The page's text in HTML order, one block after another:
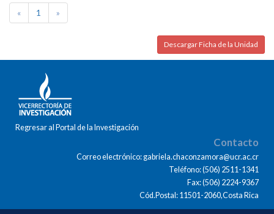
« 1 »
Descargar Ficha de la Unidad
Regresar al Portal de la Investigación
Contacto
Correo electrónico: gabriela.chaconzamora@ucr.ac.cr
Teléfono: (506) 2511-1341
Fax: (506) 2224-9367
Cód.Postal: 11501-2060,Costa Rica